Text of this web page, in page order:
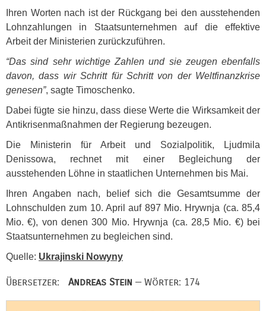
Ihren Worten nach ist der Rückgang bei den ausstehenden
Lohnzahlungen in Staatsunternehmen auf die effektive
Arbeit der Ministerien zurückzuführen.
“Das sind sehr wichtige Zahlen und sie zeugen ebenfalls
davon, dass wir Schritt für Schritt von der Weltfinanzkrise
genesen”, sagte Timoschenko.
Dabei fügte sie hinzu, dass diese Werte die Wirksamkeit der
Antikrisenmaßnahmen der Regierung bezeugen.
Die Ministerin für Arbeit und Sozialpolitik, Ljudmila
Denissowa, rechnet mit einer Begleichung der
ausstehenden Löhne in staatlichen Unternehmen bis Mai.
Ihren Angaben nach, belief sich die Gesamtsumme der
Lohnschulden zum 10. April auf 897 Mio. Hrywnja (ca. 85,4
Mio. €), von denen 300 Mio. Hrywnja (ca. 28,5 Mio. €) bei
Staatsunternehmen zu begleichen sind.
Quelle: Ukrajinski Nowyny
Übersetzer: Andreas Stein — Wörter: 174